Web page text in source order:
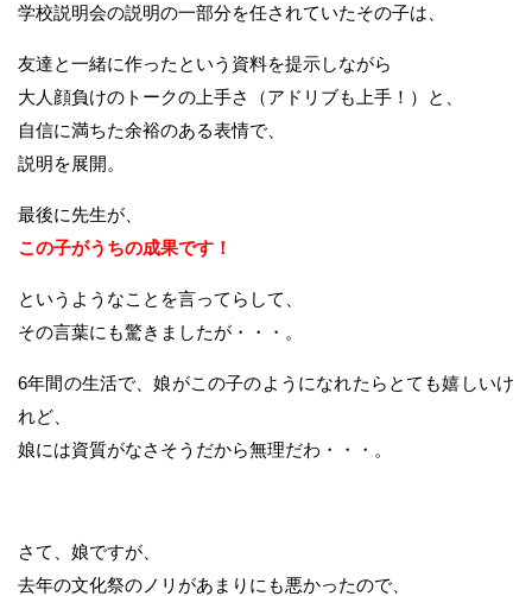
学校説明会の説明の一部分を任されていたその子は、
友達と一緒に作ったという資料を提示しながら
大人顔負けのトークの上手さ（アドリブも上手！）と、
自信に満ちた余裕のある表情で、
説明を展開。
最後に先生が、
この子がうちの成果です！
というようなことを言ってらして、
その言葉にも驚きましたが・・・。
6年間の生活で、娘がこの子のようになれたらとても嬉しいけ
れど、
娘には資質がなさそうだから無理だわ・・・。
さて、娘ですが、
去年の文化祭のノリがあまりにも悪かったので、